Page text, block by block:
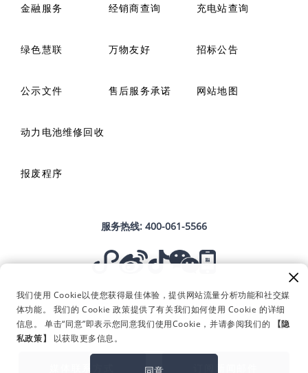
金融服务 经销商查询 充电站查询
绿色慧联 万物友好 招标公告
公示文件 售后服务承诺 网站地图
动力电池维修回收
报废程序
服务热线: 400-061-5566
Copyright © 2023 浙江远程新能源商用车集团有限公司 版权所有
浙ICP备19039342号-1浙公网安备 33010802012674号
隐私条款
我们使用 Cookie以使您获得最佳体验，提供网站流量分析功能和社交媒
体功能。 我们的 Cookie 政策提供了有关我们如何使用 Cookie 的详细
信息。 单击“同意”即表示您同意我们使用Cookie，并请参阅我们的
【隐
私政策】
以获取更多信息。